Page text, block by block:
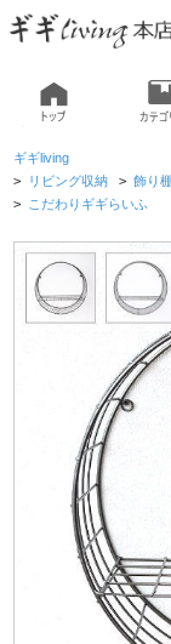
ギギliving
> リビング収納 > 飾り
> こだわりギギらいふ